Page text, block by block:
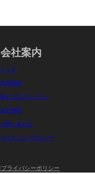
会社案内
トップ
代表挨拶
私たちのストーリー
会社情報
お問い合わせ
プライバシーポリシー
プライバシーポリシー